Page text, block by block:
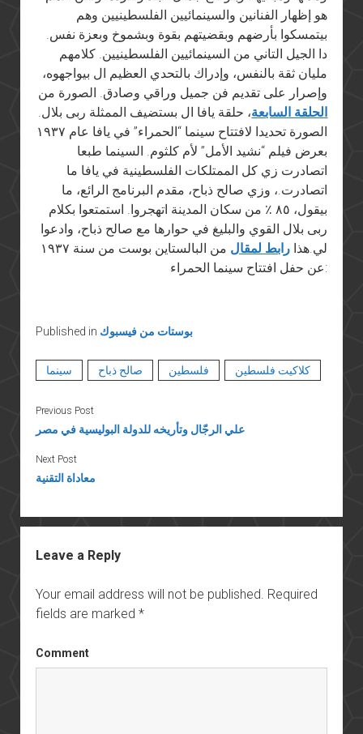
هو إظهار الفنانين والسينمائيين الفلسطينيين وهم
بيتمسكوا بأرضهم وبقضيتهم بقوة وبشموخ وبعزة نفس.
دا الجيل التاني من السينمائيين الفلسطينيين. كلامهم
مليان ثقة بالنفس، وإدراك بالتحدي العظيم ال بيواجهوه،
وإصرار على تقديم فن جميل وراقي وصادق. الصورة من
الحلقة السابعة، حلقة يافا ال بستضيف الممثلة ربى بلال.
الصورة تحديدا لافتتاح سينما “الحمراء” في يافا عام ١٩٣٧
بعرض فيلم “نشيد الأمل” لأم كلثوم. السينما طبعا
اتصادرت زي كل الممتلكات الفلسطينية في يافا ما
اتصادرت.، وزي صالح ذباح، مقدم البرنامج الرائع، ما
بيقول، ٨٥ ٪ من سكان المدينة اتهجروا. استمتعوا بكلام
ربى بلال القوي والبليغ في حوارها مع صالح ذباح، وادعوا
لي.هذا رابط لمقال
من البالستاين بوست من سنة ١٩٣٧
عن حفل افتتاح سينما الحمراء:
Published in بوستات من فيسبوك
سينما صالح ذباح فلسطين كلاكيت فلسطين
Previous Post
علي الرجّال وتأريخه للدولة البوليسية في مصر
Next Post
معاداة التقنية
Leave a Reply
Your email address will not be published. Required
fields are marked *
Comment